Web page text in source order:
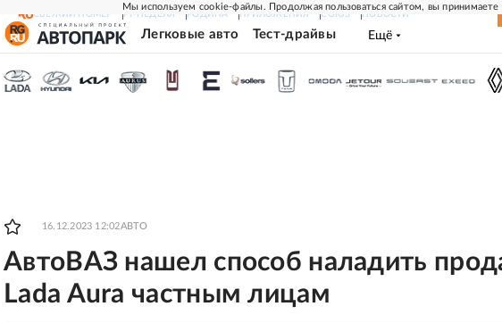
Мы используем cookie-файлы. Продолжая пользоваться сайтом, вы принимаете
СВЕЖИЙ НОМЕР РГ-НЕДЕЛЯ РОДИНА ПРИЛОЖЕНИЯ СОЮЗ НОВОСТИ
Легковые авто Тест-драйвы Ещё
16.12.2023 12:02АВТО
АвтоВАЗ нашел способ наладить
Lada Aura частным лицам